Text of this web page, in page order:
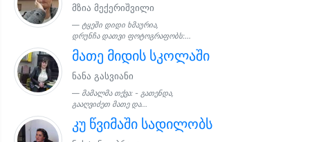
მზია მექერიშვილი
ტყეში დიდი ხმაურია,
დრუნჩა დათვი ფოტოგრაფობს:...
მათე მიდის სკოლაში
ნანა გასვიანი
მამალმა თქვა: - გათენდა,
გააღვიძეთ მათე და...
კუ წვიმაში სადილობს